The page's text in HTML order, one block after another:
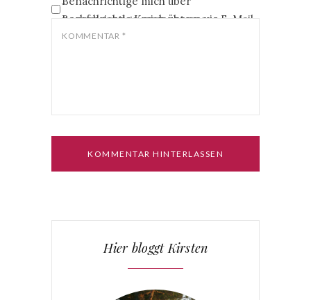
nachfolgende Kommentare via E-Mail.
Benachrichtige mich über neue
Beiträge via E-Mail.
KOMMENTAR *
Hier bloggt Kirsten